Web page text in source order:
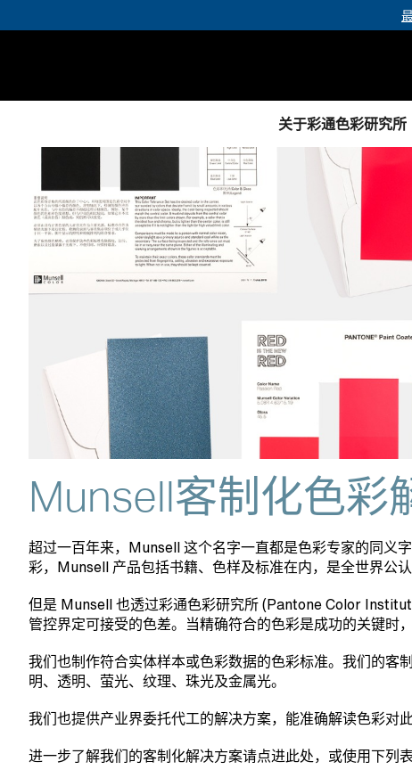
关于彩通色彩研究所
Munsell客制化色彩
超过一百年来，Munsell 这个名字一直都是色彩专家的同
彩，Munsell 产品包括书籍、色样及标准在内，是全世界公认
但是 Munsell 也透过彩通色彩研究所 (Pantone Color
管控界定可接受的色差。当精确符合的色彩是成功的关键时
我们也制作符合实体样本或色彩数据的色彩标准。我们的
明、透明、萤光、纹理、珠光及金属光。
我们也提供产业界委托代工的解决方案，能准确解读色彩对
进一步了解我们的客制化解决方案请点进此处，或使用下列表